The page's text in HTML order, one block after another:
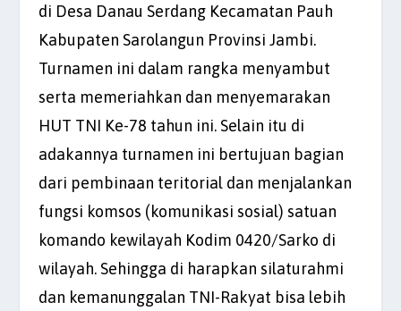
di Desa Danau Serdang Kecamatan Pauh
Kabupaten Sarolangun Provinsi Jambi.
Turnamen ini dalam rangka menyambut
serta memeriahkan dan menyemarakan
HUT TNI Ke-78 tahun ini. Selain itu di
adakannya turnamen ini bertujuan bagian
dari pembinaan teritorial dan menjalankan
fungsi komsos (komunikasi sosial) satuan
komando kewilayah Kodim 0420/Sarko di
wilayah. Sehingga di harapkan silaturahmi
dan kemanunggalan TNI-Rakyat bisa lebih